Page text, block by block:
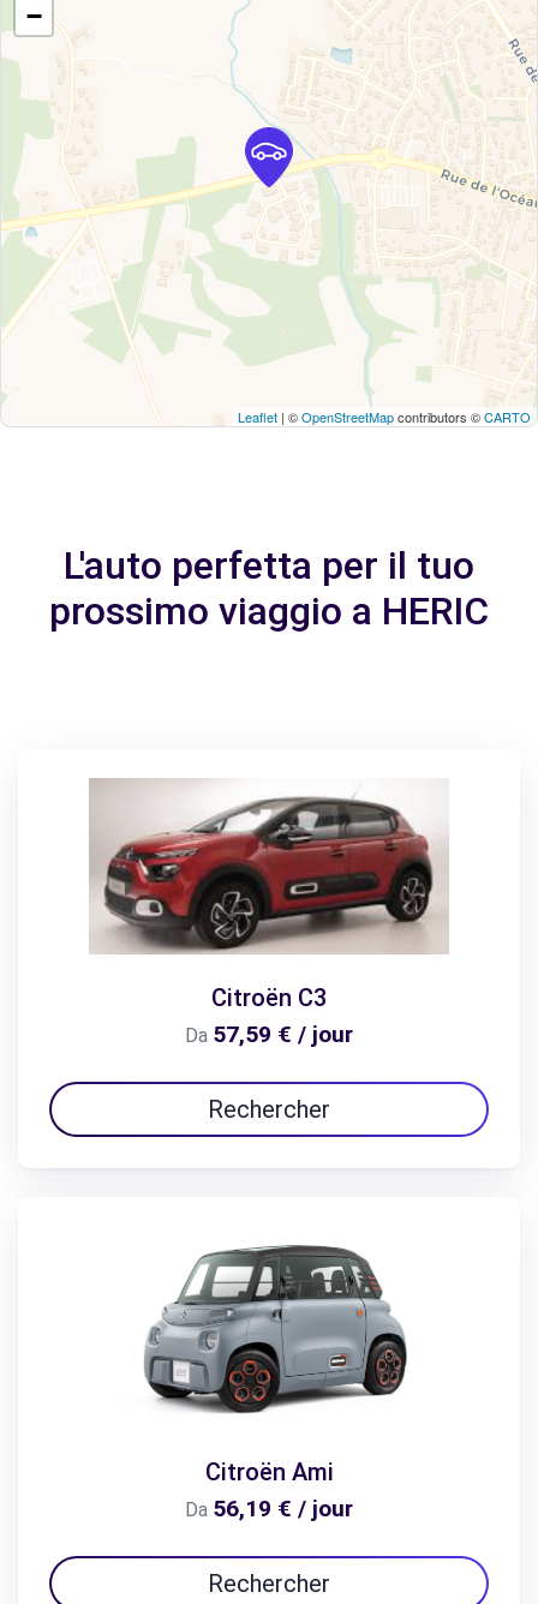
−
Leaflet | ©OpenStreetMapcontributors ©CARTO
L'auto perfetta per il tuo
prossimo viaggio a HERIC
Citroën C3
Da 57,59 € / jour
Rechercher
Citroën Ami
Da 56,19 € / jour
Rechercher